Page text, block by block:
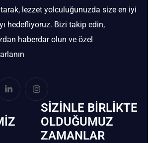
lezzet yolculuğunuzda size en iyi
hedefliyoruz. Bizi takip edin,
haberdar olun ve özel
SIZINLE BIRLIKTE
OLDUĞUMUZ
ZAMANLAR